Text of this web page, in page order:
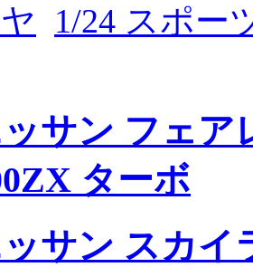
1/24 スポー
サン フェア
ターボ
サン スカイ